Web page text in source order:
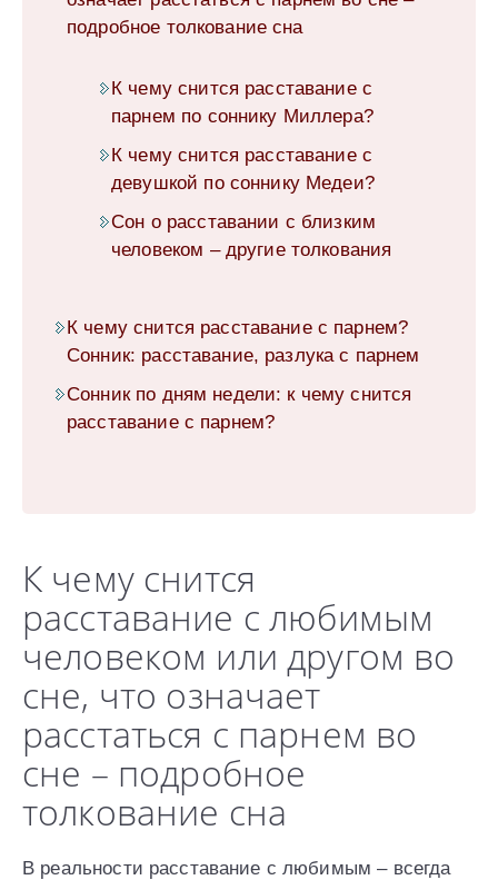
подробное толкование сна
К чему снится расставание с
парнем по соннику Миллера?
К чему снится расставание с
девушкой по соннику Медеи?
Сон о расставании с близким
человеком – другие толкования
К чему снится расставание с парнем?
Сонник: расставание, разлука с парнем
Сонник по дням недели: к чему снится
расставание с парнем?
К чему снится
расставание с любимым
человеком или другом во
сне, что означает
расстаться с парнем во
сне – подробное
толкование сна
В реальности расставание с любимым – всегда